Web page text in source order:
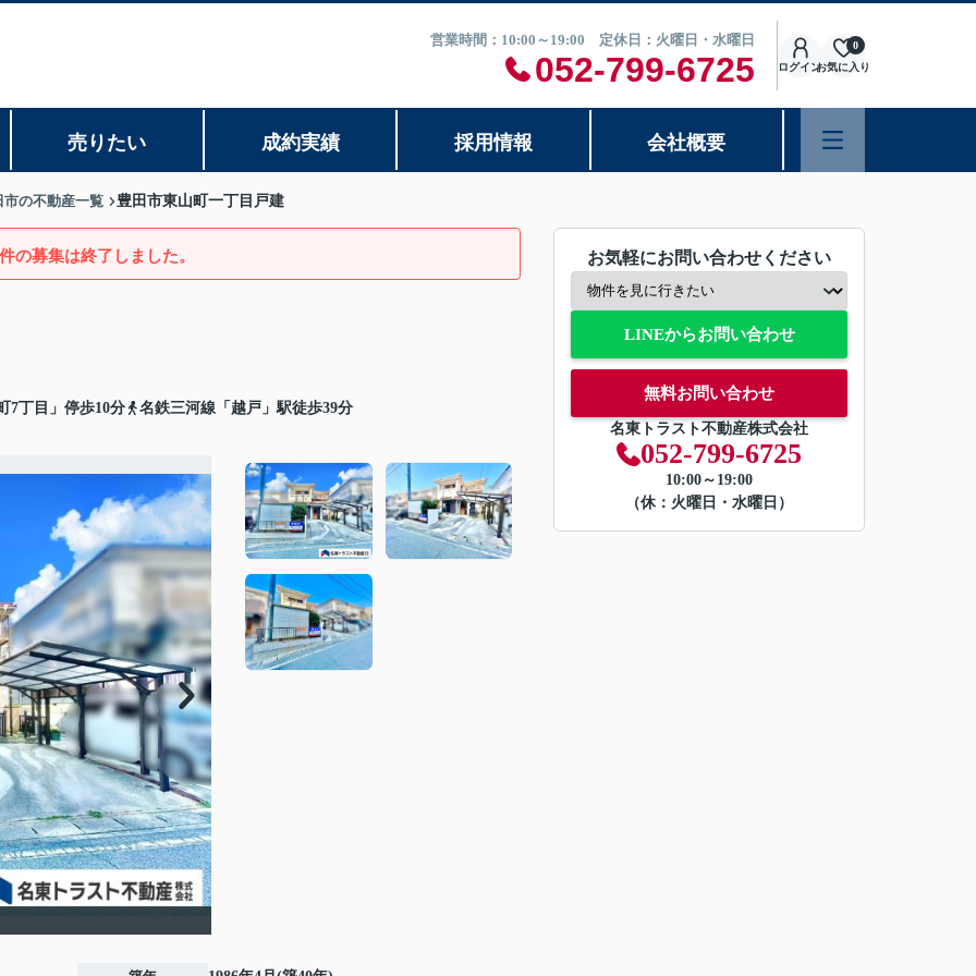
営業時間：10:00～19:00 定休日：火曜日・水曜日
052-799-6725 ログインお気に入り
0
売りたい 成約実績 採用情報 会社概要
市の不動産一覧 豊田市東山町一丁目戸建
の募集は終了しました。
7丁目」停歩10分 名鉄三河線「越戸」駅徒歩39分
お気軽にお問い合わせください
LINEからお問い合わせ
無料お問い合わせ
名東トラスト不動産株式会社
052-799-6725
10:00～19:00
（休：火曜日・水曜日）